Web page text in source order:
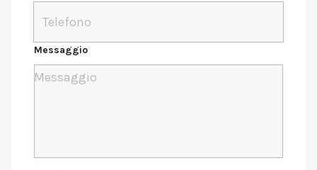
Messaggio